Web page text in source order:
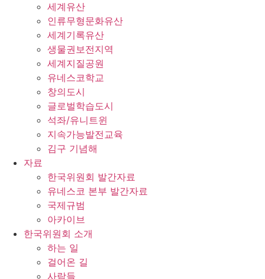
세계유산
인류무형문화유산
세계기록유산
생물권보전지역
세계지질공원
유네스코학교
창의도시
글로벌학습도시
석좌/유니트윈
지속가능발전교육
김구 기념해
자료
한국위원회 발간자료
유네스코 본부 발간자료
국제규범
아카이브
한국위원회 소개
하는 일
걸어온 길
사람들